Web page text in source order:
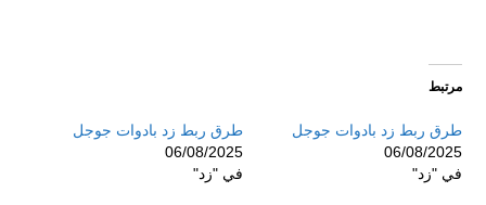
مرتبط
طرق ربط زد بادوات جوجل
06/08/2025
في "زد"
طرق ربط زد بادوات جوجل
06/08/2025
في "زد"